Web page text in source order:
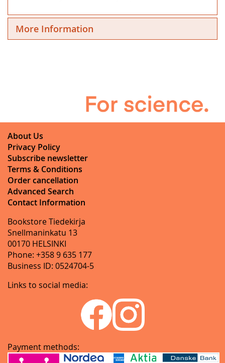
More Information
About Us
Privacy Policy
Subscribe newsletter
Terms & Conditions
Order cancellation
Advanced Search
Contact Information
Bookstore Tiedekirja
Snellmaninkatu 13
00170 HELSINKI
Phone: +358 9 635 177
Business ID: 0524704-5
Links to social media:
Payment methods: